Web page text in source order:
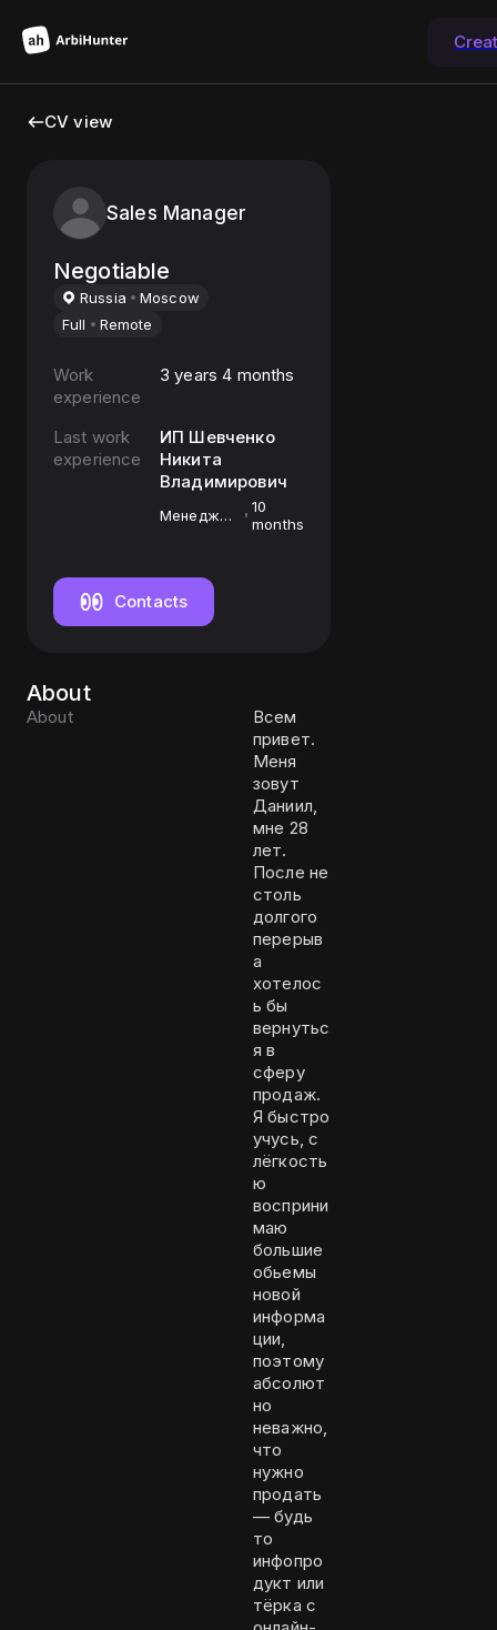
CV view
Sales Manager
Negotiable
Russia
Moscow
Full
Remote
Work
experience
3 years 4 months
Last work
experience
ИП Шевченко
Никита
Владимирович
Менеджер
10
months
Contacts
About
About
Всем
привет.
Меня
зовут
Даниил,
мне 28
лет.
После не
столь
долгого
перерыв
а
хотелос
ь бы
вернутьс
я в
сферу
продаж.
Я быстро
учусь, с
лёгкость
ю
восприни
маю
большие
обьемы
новой
информа
ции,
поэтому
абсолют
но
неважно,
что
нужно
продать
— будь
то
инфопро
дукт или
тёрка с